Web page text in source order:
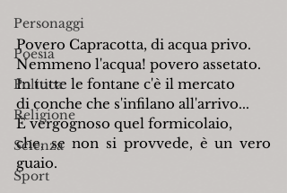
Personaggi
Poesia
Politica
Religione
Scienza
Sport
Povero Capracotta, di acqua privo.
Nemmeno l'acqua! povero assetato.
In tutte le fontane c'è il mercato
di conche che s'infilano all'arrivo...
È vergognoso quel formicolaio,
che, se non si provvede, è un vero
guaio.